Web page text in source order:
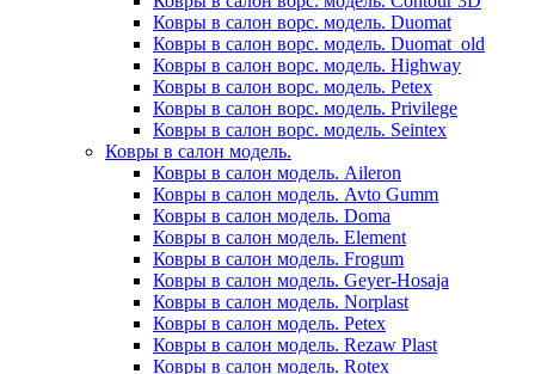
Ковры в салон ворс. модель. Duomat
Ковры в салон ворс. модель. Duomat_old
Ковры в салон ворс. модель. Highway
Ковры в салон ворс. модель. Petex
Ковры в салон ворс. модель. Privilege
Ковры в салон ворс. модель. Seintex
Ковры в салон модель.
Ковры в салон модель. Aileron
Ковры в салон модель. Avto Gumm
Ковры в салон модель. Doma
Ковры в салон модель. Element
Ковры в салон модель. Frogum
Ковры в салон модель. Geyer-Hosaja
Ковры в салон модель. Norplast
Ковры в салон модель. Petex
Ковры в салон модель. Rezaw Plast
Ковры в салон модель. Rotex